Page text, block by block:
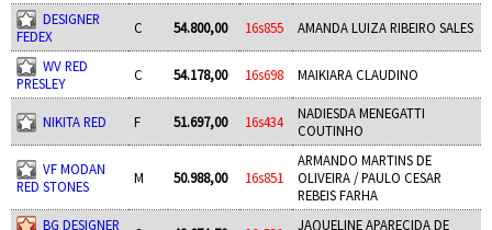
DESIGNER
FEDEX
C 54.800,00 16s855 AMANDA LUIZA RIBEIRO SALES
WV RED
PRESLEY
C 54.178,00 16s698 MAIKIARA CLAUDINO
NIKITA RED F 51.697,00 16s434
NADIESDA MENEGATTI
COUTINHO
VF MODAN
RED STONES
M 50.988,00 16s851
ARMANDO MARTINS DE
OLIVEIRA / PAULO CESAR
REBEIS FARHA
BG DESIGNER
JAQUELINE APARECIDA DE